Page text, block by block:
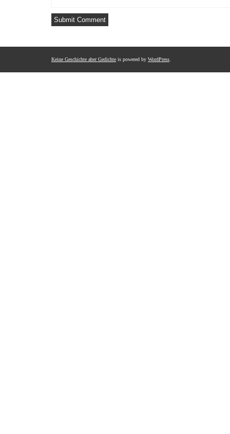
Keine Geschichte aber Gedichte is powered by WordPress